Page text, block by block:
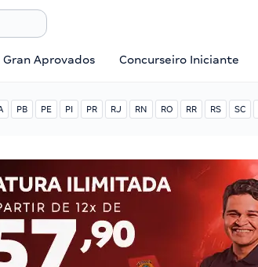
Gran Aprovados Concurseiro Iniciante
PB PE PI PR RJ RN RO RR RS SC